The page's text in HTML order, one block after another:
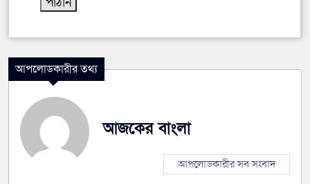
আপলোডকারীর তথ্য
আজকের বাংলা
আপলোডকারীর সব সংবাদ